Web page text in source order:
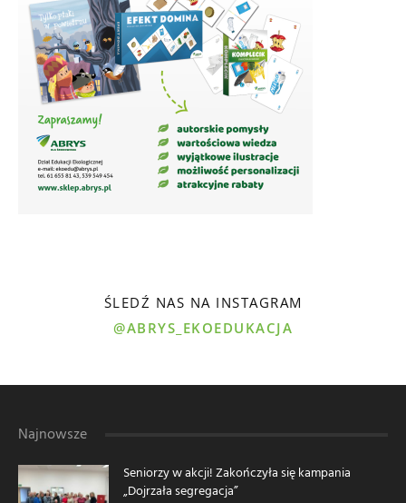
ŚLEDŹ NAS NA INSTAGRAM
@ABRYS_EKOEDUKACJA
Najnowsze
Seniorzy w akcji! Zakończyła się kampania
„Dojrzała segregacja”